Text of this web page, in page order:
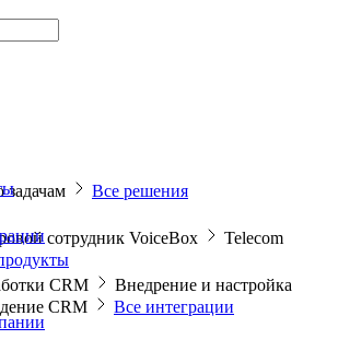
задачам Все решения
сотрудник VoiceBox
Telecom
CRM
Внедрение и настройка
CRM Все интеграции